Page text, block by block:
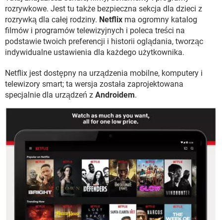
WINDOWS 10
rozrywkowe. Jest tu także bezpieczna sekcja dla dzieci z
rozrywką dla całej rodziny. Netflix ma ogromny katalog
filmów i programów telewizyjnych i poleca treści na
podstawie twoich preferencji i historii oglądania, tworząc
indywidualne ustawienia dla każdego użytkownika.
Netflix jest dostępny na urządzenia mobilne, komputery i
telewizory smart; ta wersja została zaprojektowana
specjalnie dla urządzeń z Androidem.